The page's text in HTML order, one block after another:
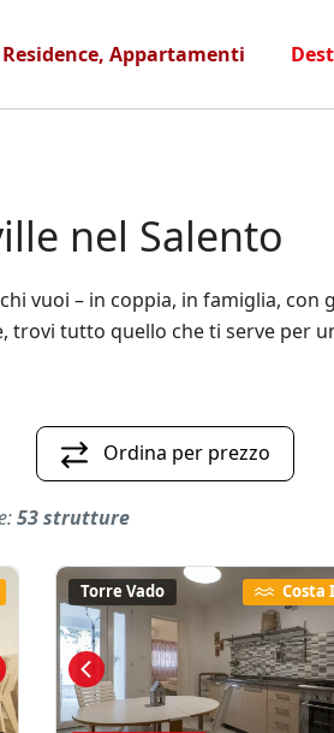
Appartamenti
nel Salento
vuoi – in coppia, in famiglia,
trovi tutto quello che ti serve per
Ordina per prezzo
53 strutture
Torre Vado Costa